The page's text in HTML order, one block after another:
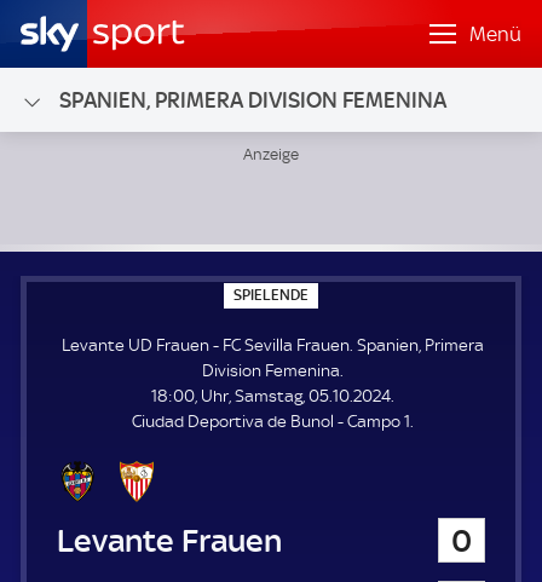
Menü
SPANIEN, PRIMERA DIVISION FEMENINA
SPIELENDE
P
E
E
N
E
Levante UD Frauen - FC Sevilla Frauen. Spanien, Primera
Division Femenina.
18:00, Uhr, Samstag, 05.10.2024.
Ciudad Deportiva de Bunol - Campo 1.
Levante UD Frauen
0